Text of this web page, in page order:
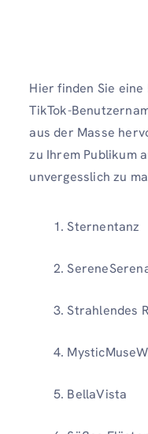
Hier finden Sie
TikTok-
aus der Masse
zu Ihrem Publikum
unvergesslich zu
Sternentanz
Strahlendes
BellaVista